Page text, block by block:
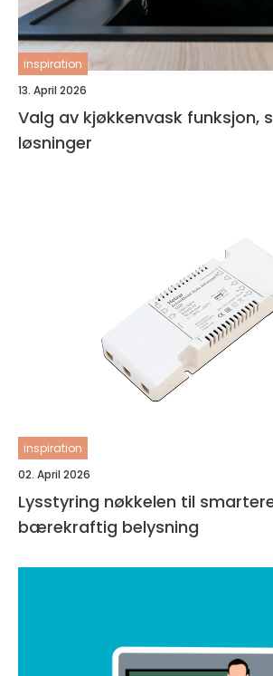
inspiration
13. April 2026
Valg av kjøkkenvask funksjon, stil og smarte
løsninger
inspiration
02. April 2026
Lysstyring nøkkelen til smartere og mer
bærekraftig belysning